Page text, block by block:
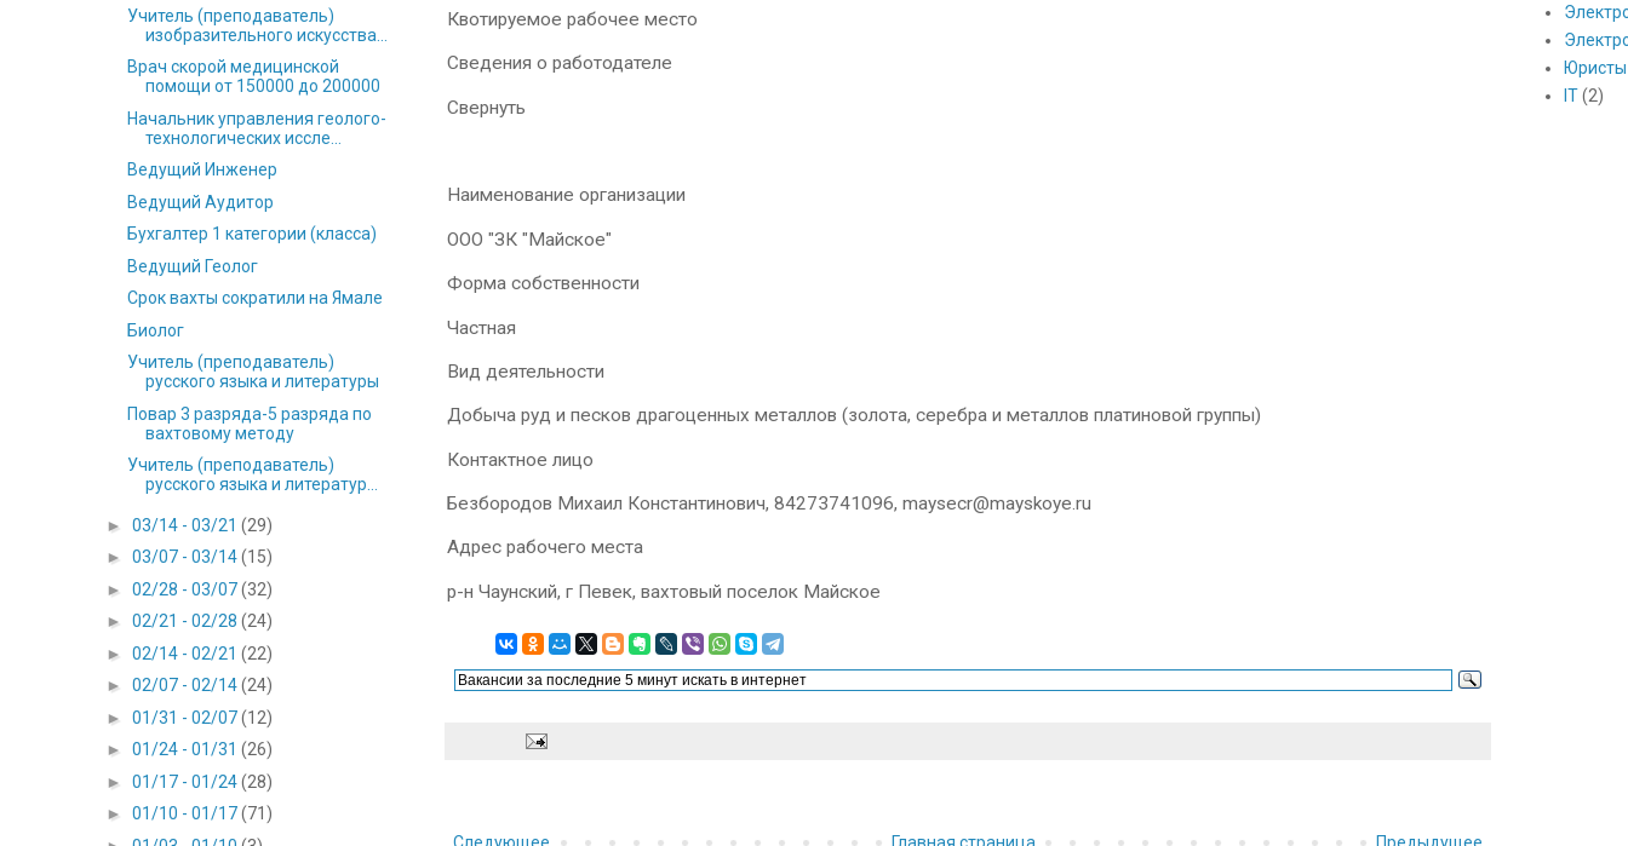
Квотируемое рабочее место
Сведения о работодателе
Свернуть
Наименование организации
ООО "ЗК "Майское"
Форма собственности
Частная
Вид деятельности
Добыча руд и песков драгоценных металлов (золота, серебра и металлов платиновой группы)
Контактное лицо
Безбородов Михаил Константинович, 84273741096, maysecr@mayskoye.ru
Адрес рабочего места
р-н Чаунский, г Певек, вахтовый поселок Майское
Учитель (преподаватель)
изобразительного искусства...
Врач скорой медицинской
помощи от 150000 до 200000
Начальник управления геолого-
технологических иссле...
Ведущий Инженер
Ведущий Аудитор
Бухгалтер 1 категории (класса)
Ведущий Геолог
Срок вахты сократили на Ямале
Биолог
Учитель (преподаватель)
русского языка и литературы
Повар 3 разряда-5 разряда по
вахтовому методу
Учитель (преподаватель)
русского языка и литератур...
► 03/14 - 03/21 (29)
► 03/07 - 03/14(15)
► 02/28 - 03/07(32)
► 02/21 - 02/28 (24)
► 02/14 - 02/21 (22)
► 02/07 - 02/14(24)
► 01/31 - 02/07(12)
► 01/24 - 01/31 (26)
► 01/17 - 01/24(28)
► 01/10 - 01/17(71)
Юристы
IT (2)